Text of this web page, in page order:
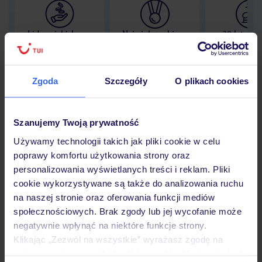
Zgoda Szczegóły O plikach cookies
Szanujemy Twoją prywatność
Używamy technologii takich jak pliki cookie w celu
poprawy komfortu użytkowania strony oraz
personalizowania wyświetlanych treści i reklam. Pliki
cookie wykorzystywane są także do analizowania ruchu
na naszej stronie oraz oferowania funkcji mediów
społecznościowych. Brak zgody lub jej wycofanie może
negatywnie wpłynąć na niektóre funkcje strony.
Klikając „Zezwól na wszystkie” wyrażasz zgodę na
Lider niskich cen
Największe biuro
30 lat w
Hotel
Opinie
Pokoje